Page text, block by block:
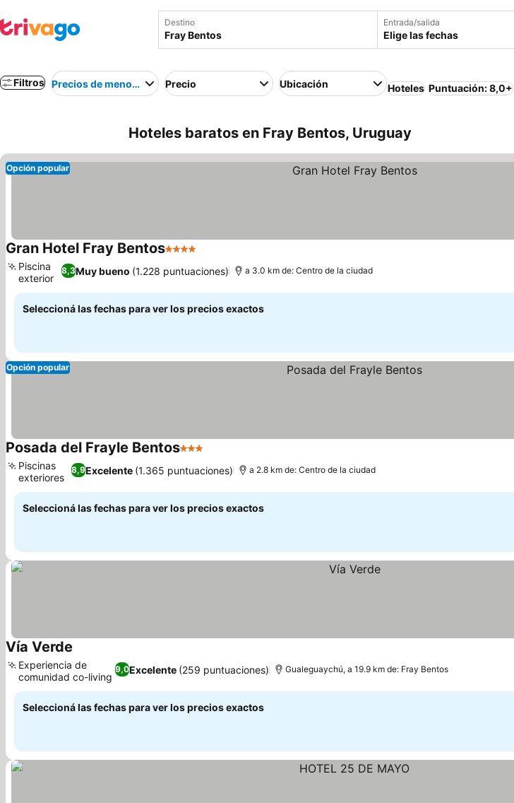
Destino Entrada/salida
Elige las fechas
Filtros Precios de menor a mayorPrecio Ubicación Hoteles Puntuación: 8,0+
Hoteles baratos en Fray Bentos, Uruguay
Opción popular
Gran Hotel Fray Bentos4 Estrellas
8,3Muy bueno (1.228 puntuaciones)
Piscina
exterior
a 3.0 km de: Centro de la ciudad
Seleccioná las fechas para ver los precios exactos
Opción popular
Posada del Frayle Bentos3 Estrellas
8,9Excelente (1.365 puntuaciones)
Piscinas
exteriores
a 2.8 km de: Centro de la ciudad
Seleccioná las fechas para ver los precios exactos
Vía Verde
9,0Excelente (259 puntuaciones)
Experiencia de
comunidad co-living
Gualeguaychú, a 19.9 km de: Fray Bentos
Seleccioná las fechas para ver los precios exactos